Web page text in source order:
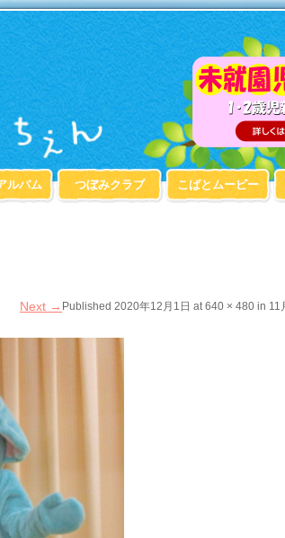
ルバム つぼみクラブ こばとムービー
Published 2020年12月1日 at640 × 480 in 11
Next →